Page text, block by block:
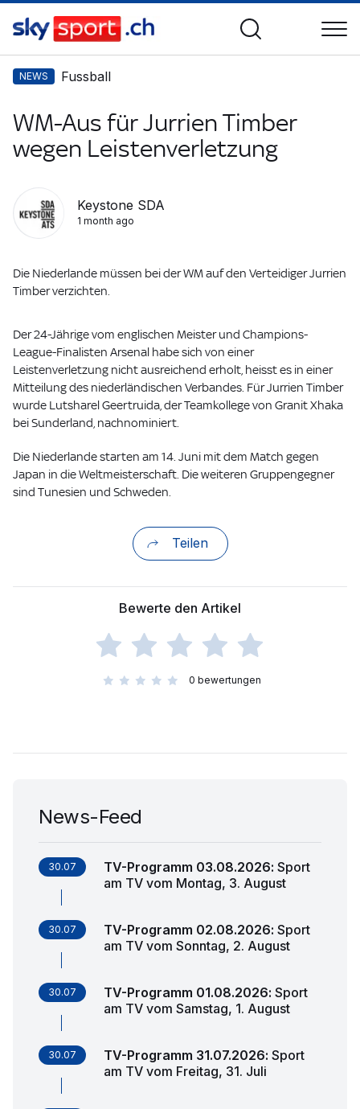
NEWS Fussball
WM-Aus für Jurrien Timber
wegen Leistenverletzung
Keystone SDA
1 month ago
Die Niederlande müssen bei der WM auf den Verteidiger Jurrien
Timber verzichten.
Der 24-Jährige vom englischen Meister und Champions-
League-Finalisten Arsenal habe sich von einer
Leistenverletzung nicht ausreichend erholt, heisst es in einer
Mitteilung des niederländischen Verbandes. Für Jurrien Timber
wurde Lutsharel Geertruida, der Teamkollege von Granit Xhaka
bei Sunderland, nachnominiert.
Die Niederlande starten am 14. Juni mit dem Match gegen
Japan in die Weltmeisterschaft. Die weiteren Gruppengegner
sind Tunesien und Schweden.
Teilen
Bewerte den Artikel
0 bewertungen
News-Feed
30.07 TV-Programm 03.08.2026: Sport
am TV vom Montag, 3. August
30.07 TV-Programm 02.08.2026: Sport
am TV vom Sonntag, 2. August
30.07 TV-Programm 01.08.2026: Sport
am TV vom Samstag, 1. August
30.07 TV-Programm 31.07.2026: Sport
am TV vom Freitag, 31. Juli